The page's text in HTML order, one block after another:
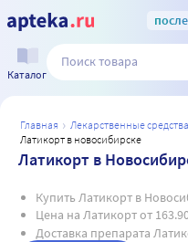
Каталог
главная лекарственные средства
латикорт в новосибирске
Латикорт в
Купить Латикорт в
Цена на Латикорт от
Доставка препарата